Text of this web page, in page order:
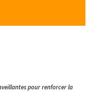
pour renforcer la